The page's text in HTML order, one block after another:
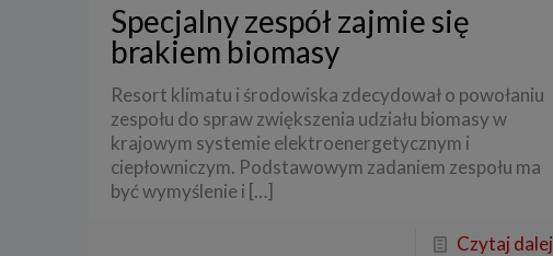
Specjalny zespół zajmie się
brakiem biomasy
Resort klimatu i środowiska zdecydował o powołaniu
zespołu do spraw zwiększenia udziału biomasy w
krajowym systemie elektroenergetycznym i
ciepłowniczym. Podstawowym zadaniem zespołu ma
być wymyślenie i […]
Czytaj dalej